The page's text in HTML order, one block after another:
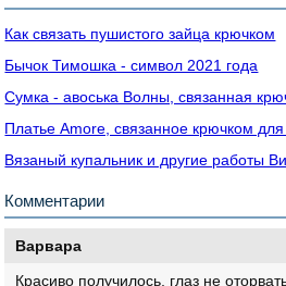
Как связать пушистого зайца крючком
Бычок Тимошка - символ 2021 года
Сумка - авоська Волны, связанная
Платье Amore, связанное крючком
Вязаный купальник и другие работы
Комментарии
Варвара
Красиво получилось, глаз не